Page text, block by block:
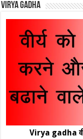
Virya Gadha
Virya gadha